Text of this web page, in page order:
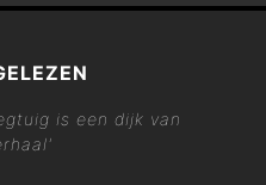
is een dijk van